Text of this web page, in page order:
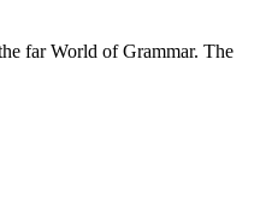
far World of Grammar. The